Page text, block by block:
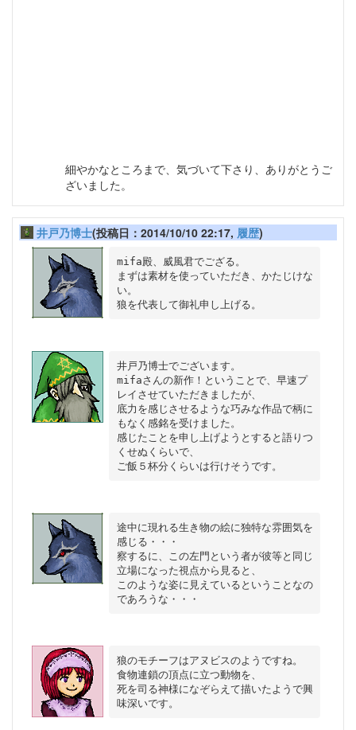
細やかなところまで、気づいて下さり、ありがとうご
ざいました。
井戸乃博士(投稿日：2014/10/10 22:17, 履歴)
mifa殿、威風君でござる。
まずは素材を使っていただき、かたじけな
い。
井戸乃博士でございます。
mifaさんの新作！ということで、早速プ
レイさせていただきましたが、
底力を感じさせるような巧みな作品で柄に
もなく感銘を受けました。
感じたことを申し上げようとすると語りつ
くせぬくらいで、
途中に現れる生き物の絵に独特な雰囲気を
感じる・・・
察するに、この左門という者が彼等と同じ
立場になった視点から見ると、
このような姿に見えているということなの
狼のモチーフはアヌビスのようですね。
食物連鎖の頂点に立つ動物を、
死を司る神様になぞらえて描いたようで興